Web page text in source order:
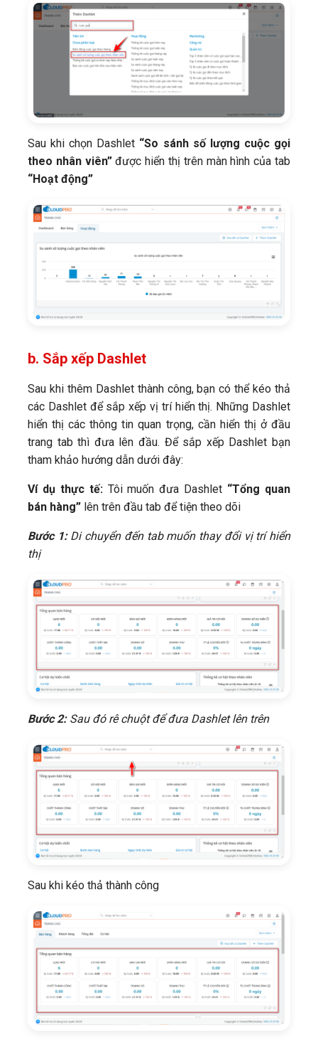
Sau khi chọn Dashlet “So sánh số lượng cuộc gọi
theo nhân viên”được hiển thị trên màn hình của tab
“Hoạt động”
b. Sắp xếp Dashlet
Sau khi thêm Dashlet thành công, bạn có thể kéo thả
các Dashlet để sắp xếp vị trí hiển thị. Những Dashlet
hiển thị các thông tin quan trọng, cần hiển thị ở đầu
trang tab thì đưa lên đầu. Để sắp xếp Dashlet bạn
tham khảo hướng dẫn dưới đây:
Ví dụ thực tế:Tôi muốn đưa Dashlet “Tổng quan
bán hàng” lên trên đầu tab để tiện theo dõi
Bước 1:Di chuyển đến tab muốn thay đổi vị trí hiển
thị
Bước 2:Sau đó rê chuột để đưa Dashlet lên trên
Sau khi kéo thả thành công